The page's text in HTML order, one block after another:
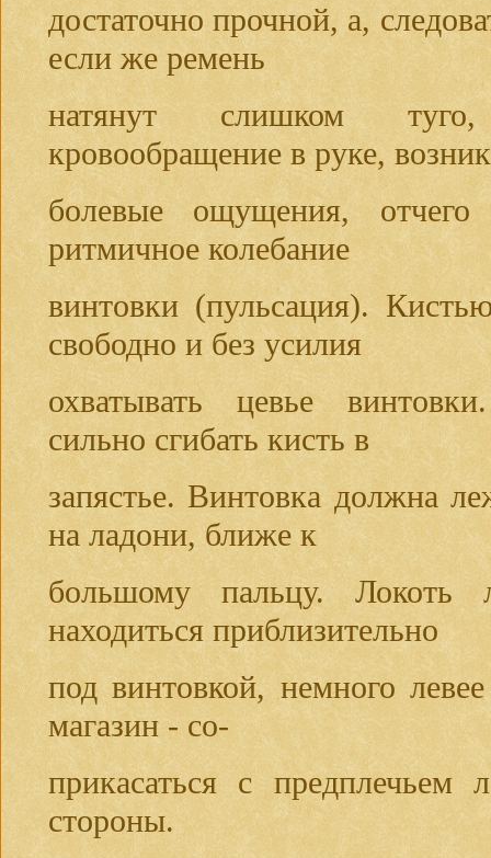
достаточно прочной, а,
если же ремень
натянут слишком
кровообращение в руке,
болевые ощущения, отчего
ритмичное колебание
винтовки (пульсация).
свободно и без усилия
охватывать цевье
сильно сгибать кисть в
запястье. Винтовка должна
на ладони, ближе к
большому пальцу. Локоть
находиться приблизительно
под винтовкой, немного
магазин - со-
прикасаться с предплечьем
стороны.